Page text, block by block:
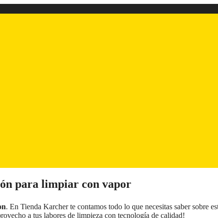
para limpiar con vapor
. En Tienda Karcher te contamos todo lo que necesitas saber sobre
a tus labores de limpieza con tecnología de calidad!